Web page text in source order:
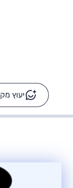
יעוץ -
מה נוסע